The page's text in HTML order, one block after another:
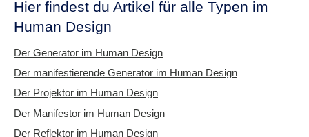
Hier findest du Artikel für alle Typen im
Human Design
Der Generator im Human Design
Der manifestierende Generator im Human Design
Der Projektor im Human Design
Der Manifestor im Human Design
Der Reflektor im Human Design